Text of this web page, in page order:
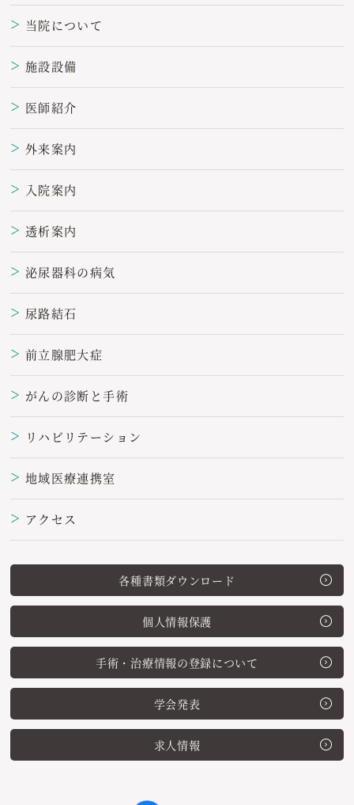
＞ 当院について
＞ 施設設備
＞ 医師紹介
＞ 外来案内
＞ 入院案内
＞ 透析案内
＞ 泌尿器科の病気
＞ 尿路結石
＞ 前立腺肥大症
＞ がんの診断と手術
＞ リハビリテーション
＞ 地域医療連携室
＞ アクセス
各種書類ダウンロード
個人情報保護
手術・治療情報の登録について
学会発表
求人情報